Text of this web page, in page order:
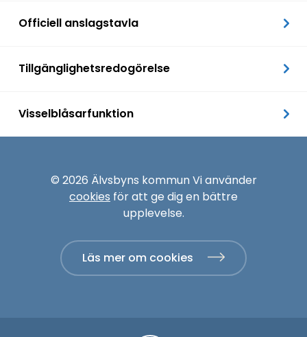
Officiell anslagstavla
Tillgänglighetsredogörelse
Visselblåsarfunktion
© 2026 Älvsbyns kommun Vi använder
cookies för att ge dig en bättre
upplevelse.
Läs mer om cookies